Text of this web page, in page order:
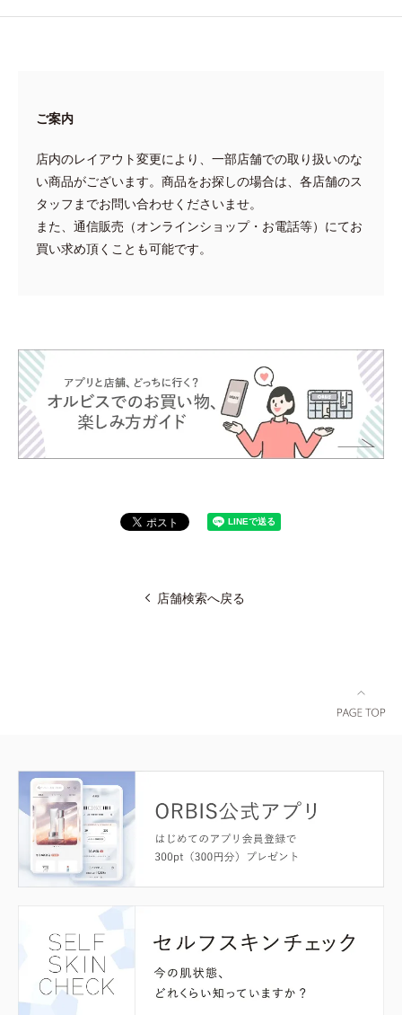
ご案内
店内のレイアウト変更により、一部店舗での取り扱いのな
い商品がございます。商品をお探しの場合は、各店舗のス
タッフまでお問い合わせくださいませ。
また、通信販売（オンラインショップ・お電話等）にてお
買い求め頂くことも可能です。
店舗検索へ戻る